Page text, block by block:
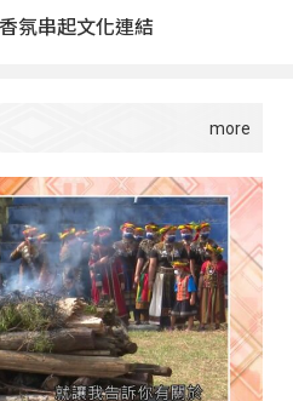
氛串起文化連結